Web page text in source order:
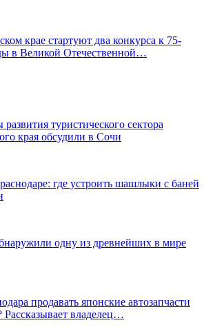
крае стартуют два конкурса к 75-
в Великой Отечественной…
туристического сектора
края обсудили в Сочи
где устроить шашлыки с баней
одну из древнейших в мире
продавать японские автозапчасти
Рассказывает владелец…